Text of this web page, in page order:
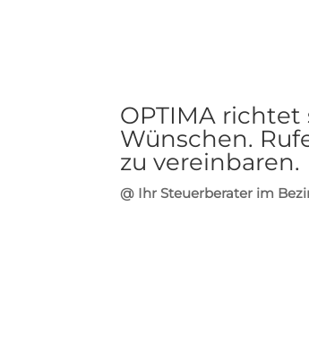
OPTIMA
Wünschen.
zu vereinbaren.
@ Ihr Steuerberater im